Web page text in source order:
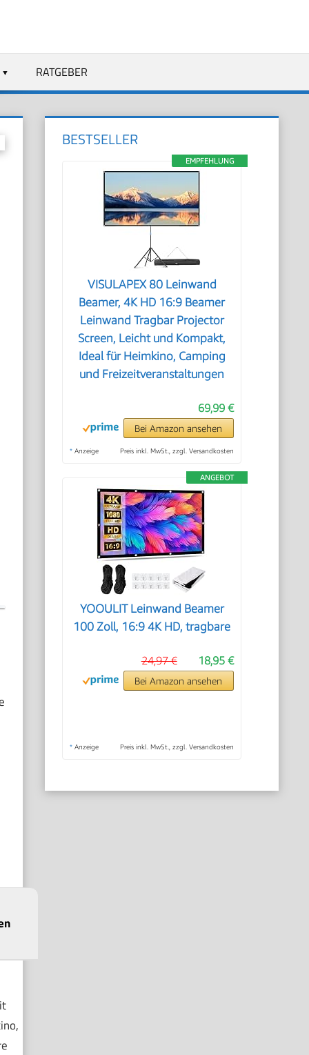
RATGEBER
BESTSELLER
EMPFEHLUNG
VISULAPEX 80 Leinwand
Beamer, 4K HD 16:9 Beamer
Leinwand Tragbar Projector
Screen, Leicht und Kompakt,
Ideal für Heimkino, Camping
und Freizeitveranstaltungen
69,99 €
Bei Amazon ansehen
* Anzeige Preis inkl. MwSt., zzgl. Versandkosten
ANGEBOT
YOOULIT Leinwand Beamer
100 Zoll, 16:9 4K HD, tragbare
18,95 €
24,97 €
Bei Amazon ansehen
* Anzeige Preis inkl. MwSt., zzgl. Versandkosten